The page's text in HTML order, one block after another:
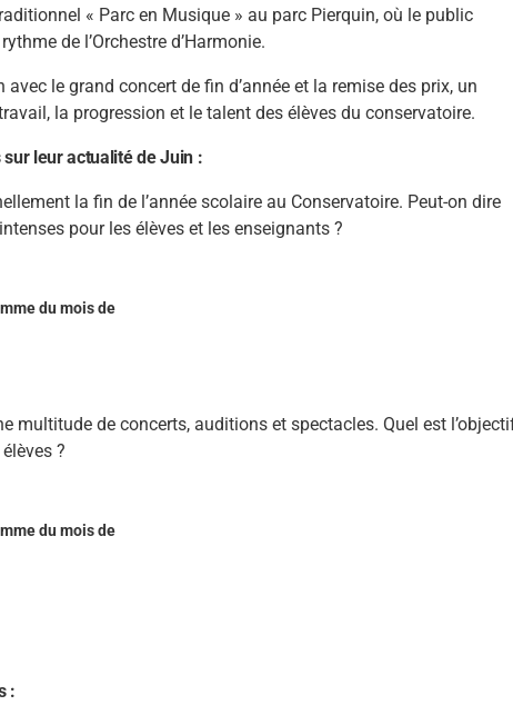
« Parc en Musique » au parc Pierquin, où le public
de l’Orchestre d’Harmonie.
le grand concert de fin d’année et la remise des prix, un
la progression et le talent des élèves du conservatoire.
sur leur actualité de Juin :
la fin de l’année scolaire au Conservatoire. Peut-on dire
pour les élèves et les enseignants ?
du mois de
multitude de concerts, auditions et spectacles. Quel est
?
du mois de
: